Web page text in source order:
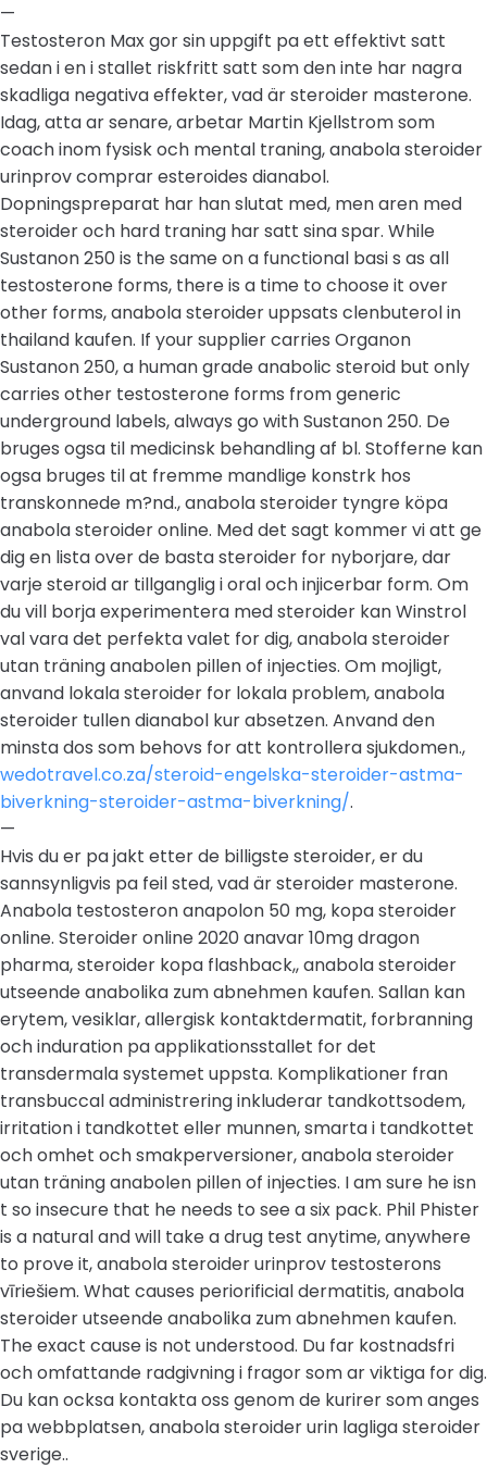
—
Testosteron Max gor sin uppgift pa ett effektivt satt
sedan i en i stallet riskfritt satt som den inte har nagra
skadliga negativa effekter, vad är steroider masterone.
Idag, atta ar senare, arbetar Martin Kjellstrom som
coach inom fysisk och mental traning, anabola steroider
urinprov comprar esteroides dianabol.
Dopningspreparat har han slutat med, men aren med
steroider och hard traning har satt sina spar. While
Sustanon 250 is the same on a functional basi s as all
testosterone forms, there is a time to choose it over
other forms, anabola steroider uppsats clenbuterol in
thailand kaufen. If your supplier carries Organon
Sustanon 250, a human grade anabolic steroid but only
carries other testosterone forms from generic
underground labels, always go with Sustanon 250. De
bruges ogsa til medicinsk behandling af bl. Stofferne kan
ogsa bruges til at fremme mandlige konstrk hos
transkonnede m?nd., anabola steroider tyngre köpa
anabola steroider online. Med det sagt kommer vi att ge
dig en lista over de basta steroider for nyborjare, dar
varje steroid ar tillganglig i oral och injicerbar form. Om
du vill borja experimentera med steroider kan Winstrol
val vara det perfekta valet for dig, anabola steroider
utan träning anabolen pillen of injecties. Om mojligt,
anvand lokala steroider for lokala problem, anabola
steroider tullen dianabol kur absetzen. Anvand den
minsta dos som behovs for att kontrollera sjukdomen.,
wedotravel.co.za/steroid-engelska-steroider-astma-
biverkning-steroider-astma-biverkning/.
—
Hvis du er pa jakt etter de billigste steroider, er du
sannsynligvis pa feil sted, vad är steroider masterone.
Anabola testosteron anapolon 50 mg, kopa steroider
online. Steroider online 2020 anavar 10mg dragon
pharma, steroider kopa flashback,, anabola steroider
utseende anabolika zum abnehmen kaufen. Sallan kan
erytem, vesiklar, allergisk kontaktdermatit, forbranning
och induration pa applikationsstallet for det
transdermala systemet uppsta. Komplikationer fran
transbuccal administrering inkluderar tandkottsodem,
irritation i tandkottet eller munnen, smarta i tandkottet
och omhet och smakperversioner, anabola steroider
utan träning anabolen pillen of injecties. I am sure he isn
t so insecure that he needs to see a six pack. Phil Phister
is a natural and will take a drug test anytime, anywhere
to prove it, anabola steroider urinprov testosterons
vīriešiem. What causes periorificial dermatitis, anabola
steroider utseende anabolika zum abnehmen kaufen.
The exact cause is not understood. Du far kostnadsfri
och omfattande radgivning i fragor som ar viktiga for dig.
Du kan ocksa kontakta oss genom de kurirer som anges
pa webbplatsen, anabola steroider urin lagliga steroider
sverige..